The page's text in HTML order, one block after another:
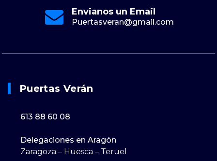
Envianos un Email
Puertasveran@gmail.com
Puertas Verán
613 88 60 08
Delegaciones en Aragón
Zaragoza – Huesca – Teruel